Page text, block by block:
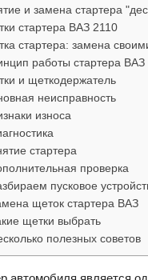
и замена стартера
стартера ВАЗ 2110
стартера: замена
работы стартера ВАЗ
и щеткодержатель
неисправность
износа
стартера
проверка
пусковое
щеток стартера ВАЗ
щетки выбрать
полезных советов